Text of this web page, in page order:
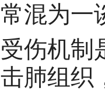
常混
伤机制
肺组